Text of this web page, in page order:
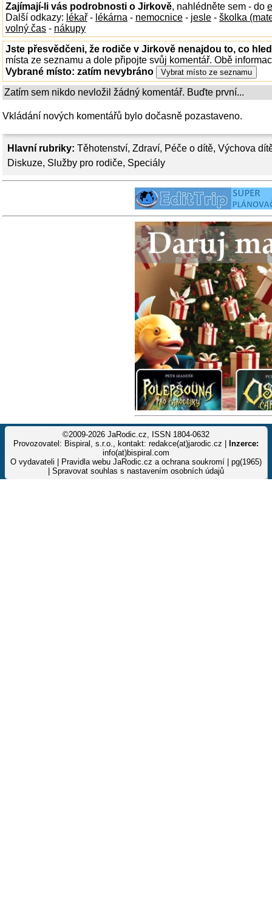
Hlavní rubriky: Těhotenství, Zdraví, Péče o dítě, Výchova
Diskuze, Služby pro rodiče, Speciály
Zajímají-li vás podrobnosti o Jirkově, nahlédněte sem - do
Další odkazy: lékař - lékárna - nemocnice - jesle - školka
volný čas - nákupy
Jste přesvědčeni, že rodiče v Jirkově nenajdou to, co
místa ze seznamu a dole připojte svůj komentář. Obě
Vybrané místo: zatím nevybráno
Zatím sem nikdo nevložil žádný komentář. Buďte první...
Vkládání nových komentářů bylo dočasně pozastaveno.
©2009-2026 JaRodic.cz, ISSN 1804-0632
Provozovatel: Bispiral, s.r.o., kontakt: redakce(at)jarodic.cz |
Inzerce:
info(at)bispiral.com
O vydavateli
Pravidla webu JaRodic.cz a ochrana soukromí | pg(1965)
Spravovat souhlas s nastavením osobních údajů